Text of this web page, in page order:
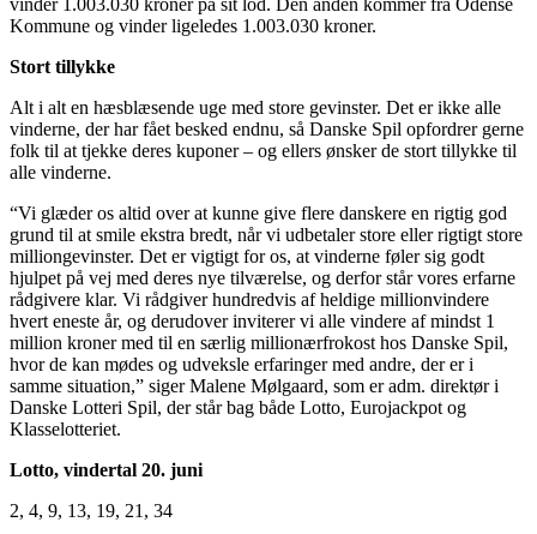
Kommune og vinder ligeledes 1.003.030 kroner.
Stort tillykke
Alt i alt en hæsblæsende uge med store gevinster. Det er ikke alle
vinderne, der har fået besked endnu, så Danske Spil opfordrer gerne
folk til at tjekke deres kuponer – og ellers ønsker de stort tillykke til
alle vinderne.
“Vi glæder os altid over at kunne give flere danskere en rigtig god
grund til at smile ekstra bredt, når vi udbetaler store eller rigtigt store
milliongevinster. Det er vigtigt for os, at vinderne føler sig godt
hjulpet på vej med deres nye tilværelse, og derfor står vores erfarne
rådgivere klar. Vi rådgiver hundredvis af heldige millionvindere
hvert eneste år, og derudover inviterer vi alle vindere af mindst 1
million kroner med til en særlig millionærfrokost hos Danske Spil,
hvor de kan mødes og udveksle erfaringer med andre, der er i
samme situation,” siger Malene Mølgaard, som er adm. direktør i
Danske Lotteri Spil, der står bag både Lotto, Eurojackpot og
Klasselotteriet.
Lotto, vindertal 20. juni
2, 4, 9, 13, 19, 21, 34